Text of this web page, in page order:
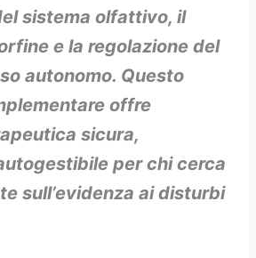
sistema olfattivo, il
e la regolazione del
autonomo. Questo
offre
sicura,
per chi cerca
sull’evidenza ai disturbi